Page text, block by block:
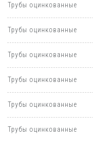
Трубы оцинкованные
Трубы оцинкованные
Трубы оцинкованные
Трубы оцинкованные
Трубы оцинкованные
Трубы оцинкованные